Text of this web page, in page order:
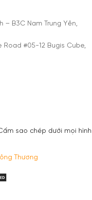
– B3C Nam Trung Yên,
Road #05-12 Bugis Cube,
sao chép dưới mọi hình